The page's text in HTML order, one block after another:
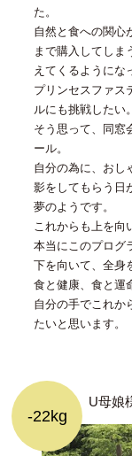
た。
自然と食への関心
まで購入してしま
えてくるようにな
プリンセスファス
ルにも挑戦したい。
そう思って、同窓
ール。
自分の為に、おし
影をしてもらう日
夢のようです。
これからも上を向
本当にこのプログ
下を向いて、全身
食と健康、食と運
自分の手でこれか
たいと思います。
U母娘
-22kg